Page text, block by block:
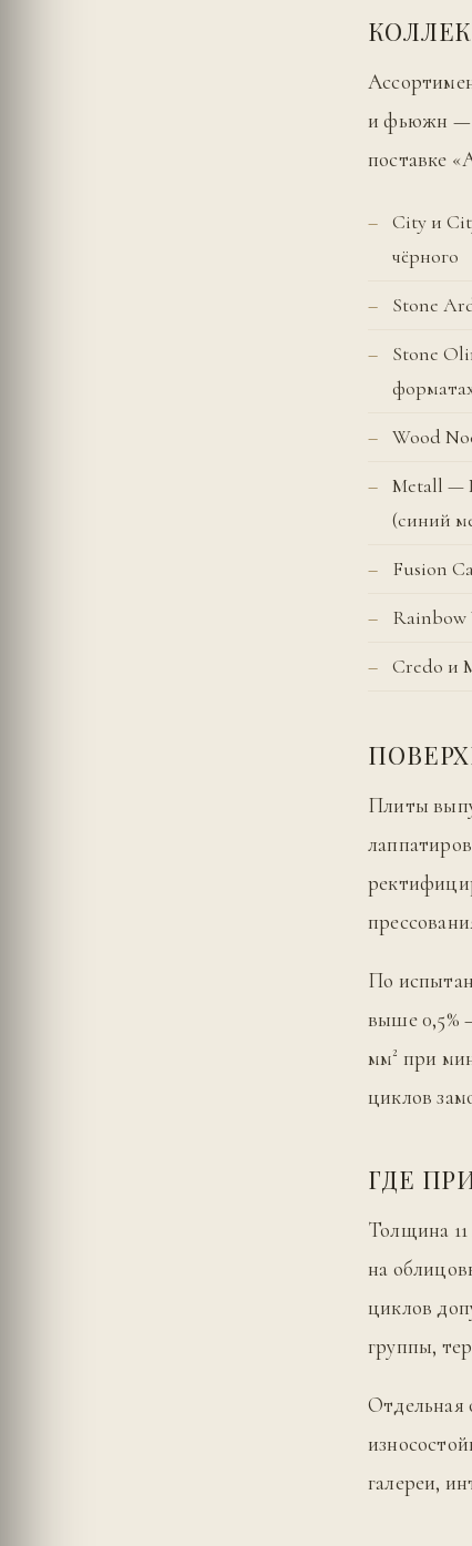
и фьюжн —
поставке
City и
чёрного
Stone
Stone
Wood
Metall —
(синий
Fusion
Credo и
Плиты
По
выше 0,5%
мм² при
циклов
ГДЕ
Толщина
на
циклов
группы,
Отдельная
галереи,